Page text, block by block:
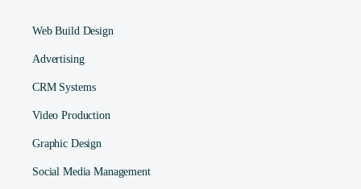
Web Build Design
Advertising
CRM Systems
Video Production
Graphic Design
Social Media Management​